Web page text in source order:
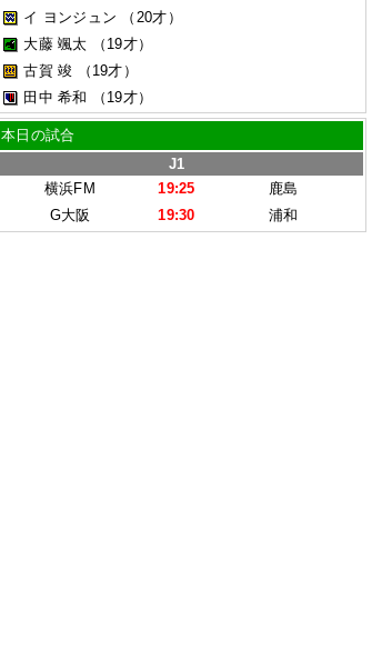
イ ヨンジュン
（20才）
大藤 颯太
（19才）
古賀 竣
（19才）
田中 希和
（19才）
本日の試合
J1
横浜FM
19:25
鹿島
G大阪
19:30 浦和